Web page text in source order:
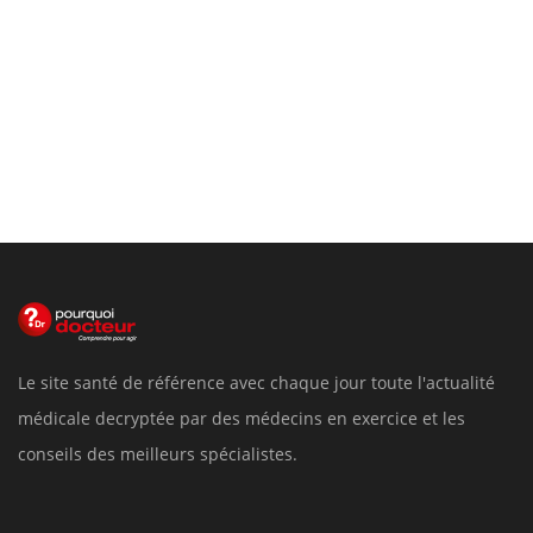
Le site santé de référence avec chaque jour toute l'actualité
médicale decryptée par des médecins en exercice et les
conseils des meilleurs spécialistes.